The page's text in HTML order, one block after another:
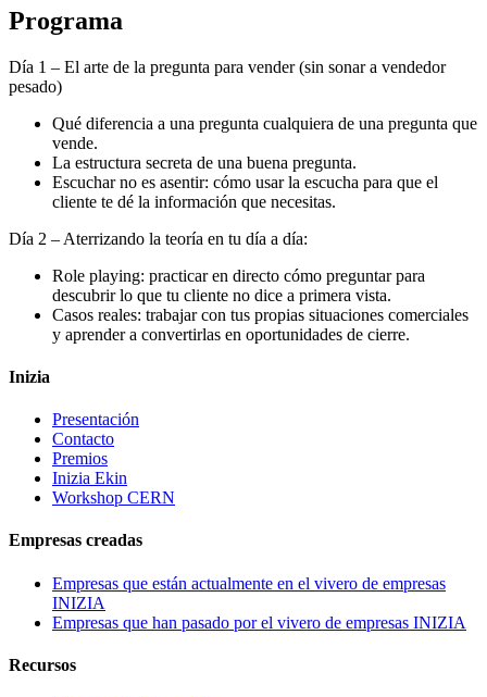
Programa
Día 1 – El arte de la pregunta para vender (sin sonar a vendedor
pesado)
Qué diferencia a una pregunta cualquiera de una pregunta que
vende.
La estructura secreta de una buena pregunta.
Escuchar no es asentir: cómo usar la escucha para que el
cliente te dé la información que necesitas.
Día 2 – Aterrizando la teoría en tu día a día:
Role playing: practicar en directo cómo preguntar para
descubrir lo que tu cliente no dice a primera vista.
Casos reales: trabajar con tus propias situaciones comerciales
y aprender a convertirlas en oportunidades de cierre.
Inizia
Presentación
Contacto
Premios
Inizia Ekin
Workshop CERN
Empresas creadas
Empresas que están actualmente en el vivero de empresas
INIZIA
Empresas que han pasado por el vivero de empresas INIZIA
Recursos